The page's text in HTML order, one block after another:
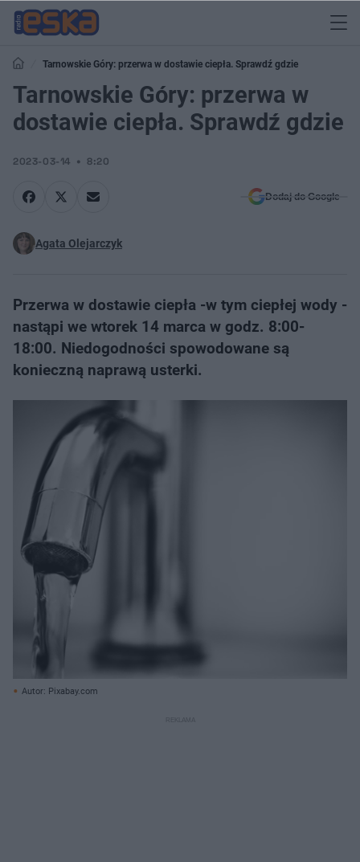
Tarnowskie Góry: przerwa w dostawie ciepła. Sprawdź gdzie
Tarnowskie Góry: przerwa w
dostawie ciepła. Sprawdź gdzie
2023-03-14 8:20
Dodaj do Google
Agata Olejarczyk
Przerwa w dostawie ciepła -w tym ciepłej wody -
nastąpi we wtorek 14 marca w godz. 8:00-
18:00. Niedogodności spowodowane są
konieczną naprawą usterki.
Autor: Pixabay.com